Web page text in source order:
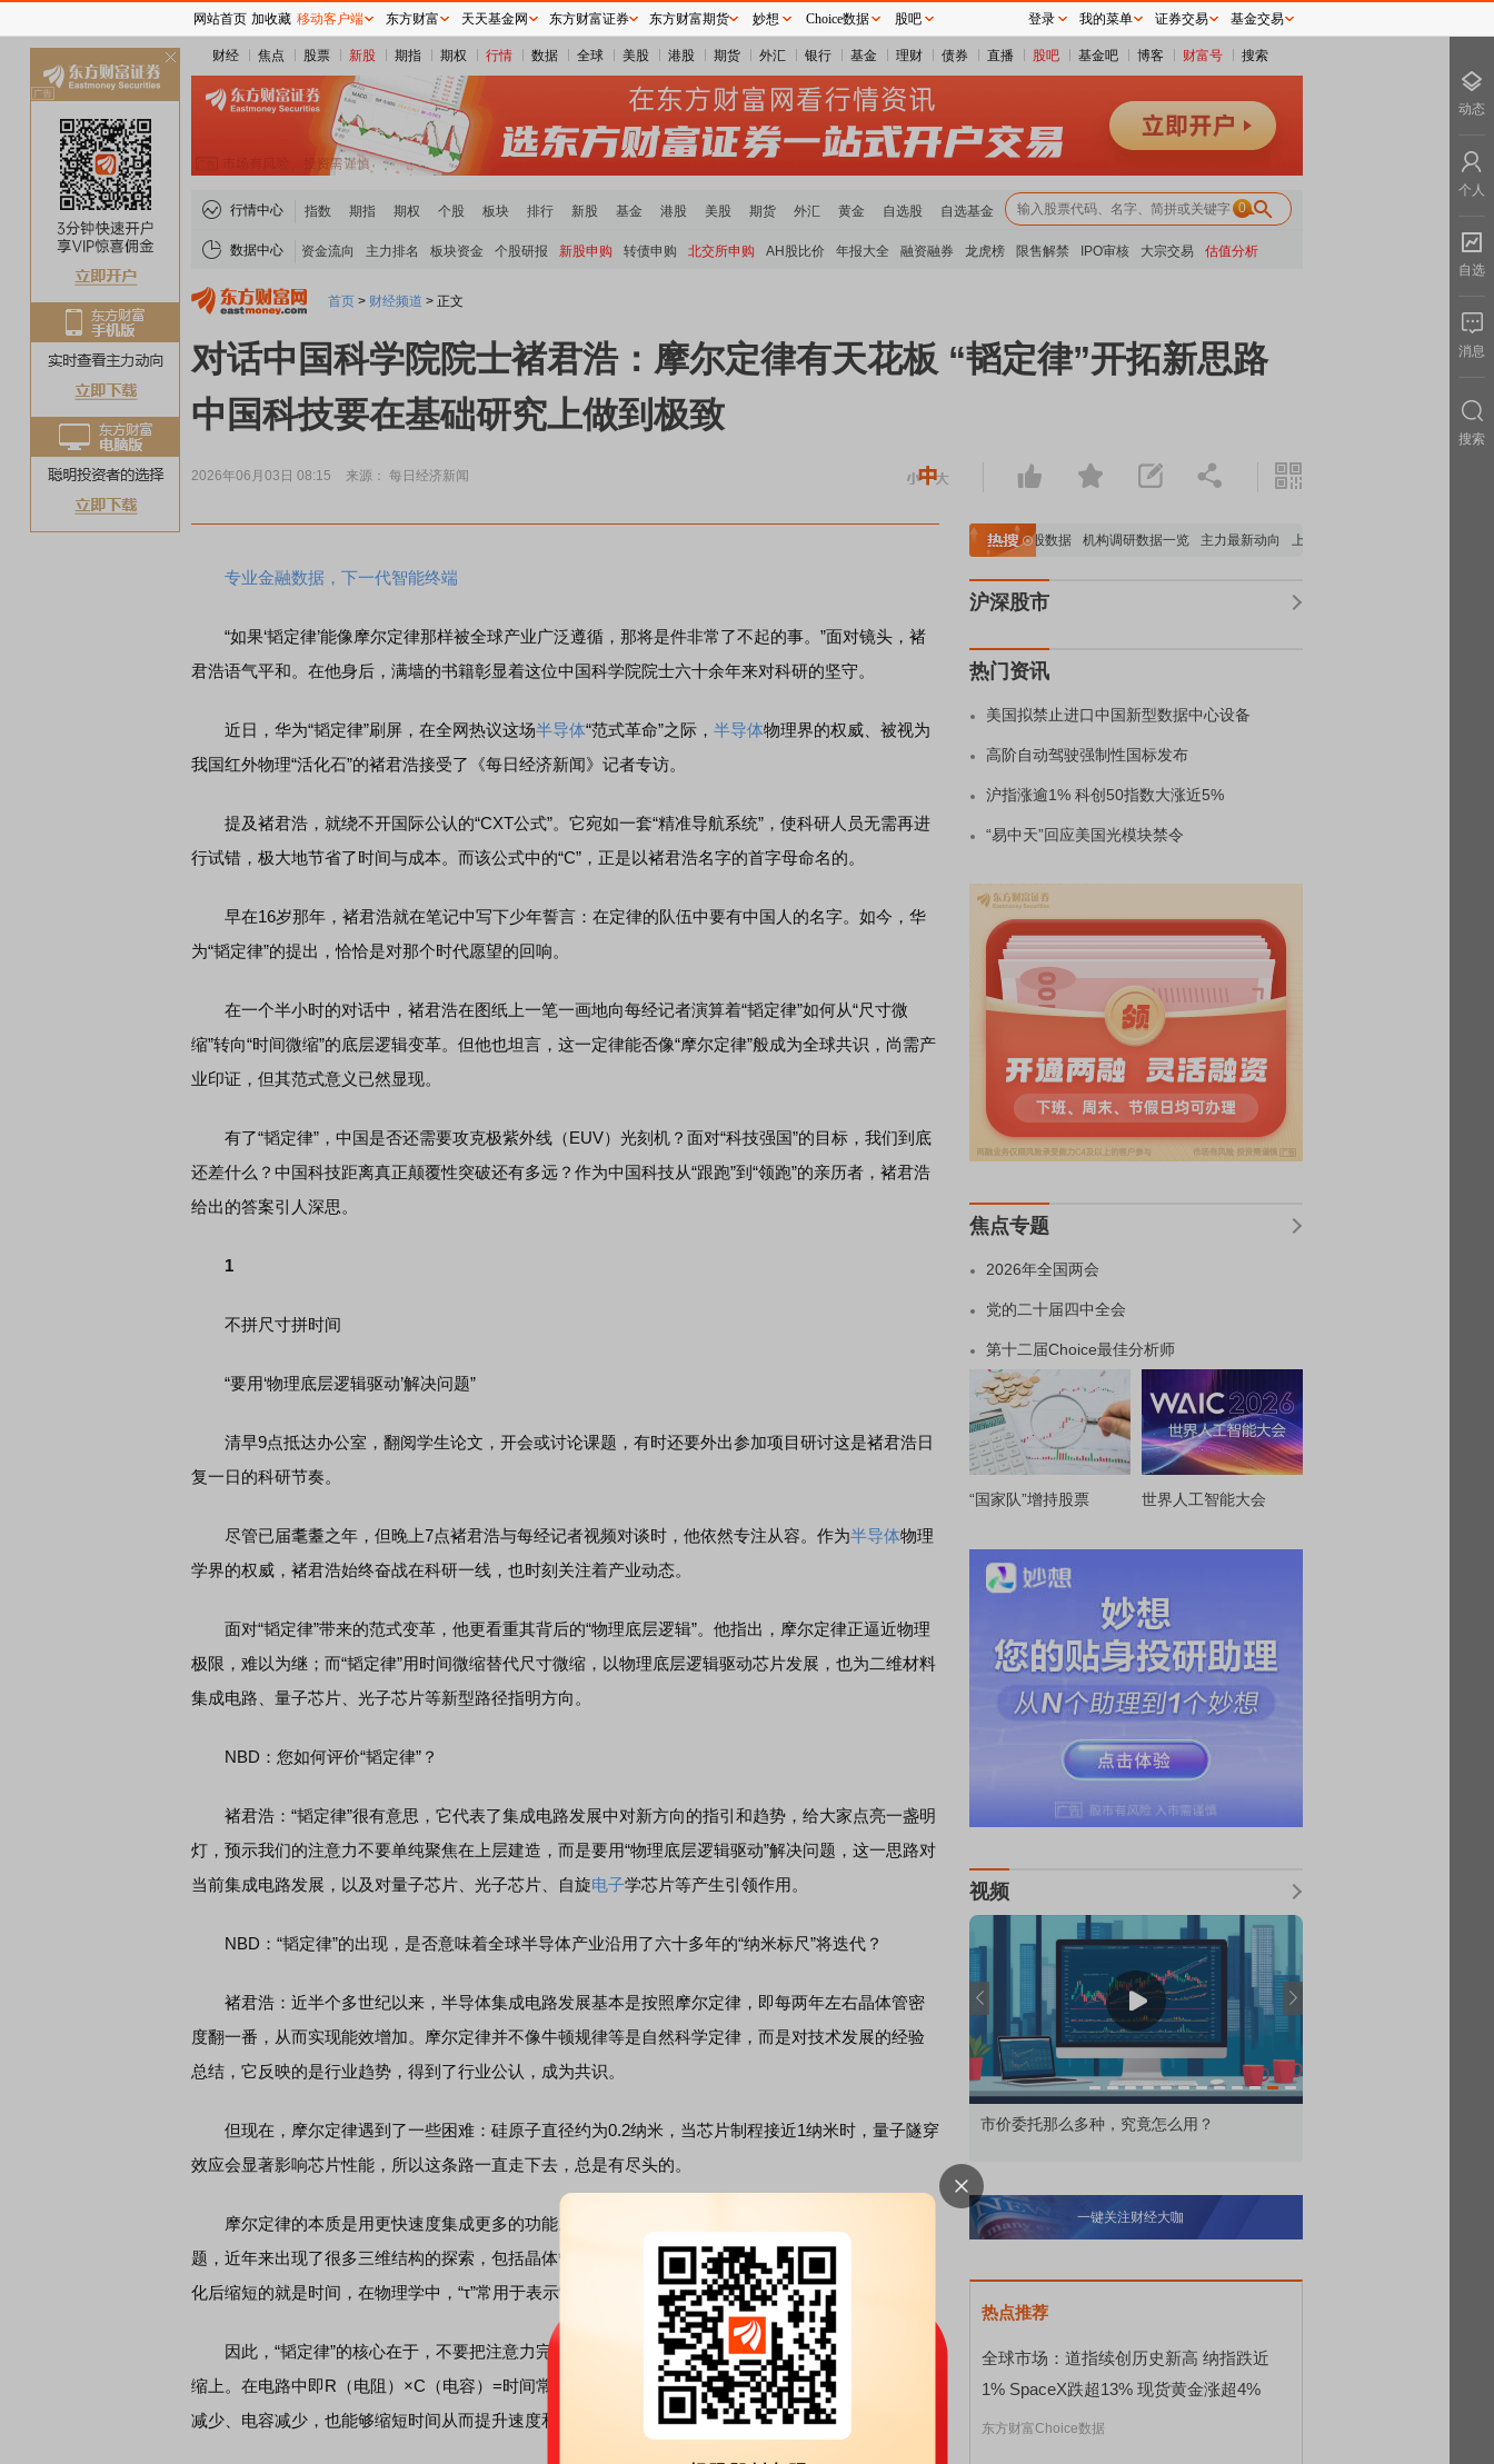
财经 焦点 股票 新股 期指 期权 行情 数据 全球 美股 港股 期货 外汇 银行 基金 理财 债券 直播 股吧 基金吧 博客 财富号 搜索
行情中心 指数 期指 期权 个股 板块 排行 新股 基金 港股 美股 期货 外汇 黄金 自选股 自选基金 0
数据中心 资金流向 主力排名 板块资金 个股研报 新股申购 转债申购 北交所申购 AH股比价 年报大全 融资融券 龙虎榜 限售解禁 IPO审核 大宗交易 估值分析
首页 > 财经频道 > 正文
对话中国科学院院士褚君浩：摩尔定律有天花板 “韬定律”开拓新思路
中国科技要在基础研究上做到极致
2026年06月03日 08:15 来源： 每日经济新闻
专业金融数据，下一代智能终端
“如果‘韬定律’能像摩尔定律那样被全球产业广泛遵循，那将是件非常了不起的事。”面对镜头，褚
君浩语气平和。在他身后，满墙的书籍彰显着这位中国科学院院士六十余年来对科研的坚守。
近日，华为“韬定律”刷屏，在全网热议这场半导体“范式革命”之际， 半导体物理界的权威、被视为
我国红外物理“活化石”的褚君浩接受了《每日经济新闻》记者专访。
提及褚君浩，就绕不开国际公认的“CXT公式”。它宛如一套“精准导航系统”，使科研人员无需再进
行试错，极大地节省了时间与成本。而该公式中的“C”，正是以褚君浩名字的首字母命名的。
早在16岁那年，褚君浩就在笔记中写下少年誓言：在定律的队伍中要有中国人的名字。如今，华
为“韬定律”的提出，恰恰是对那个时代愿望的回响。
在一个半小时的对话中，褚君浩在图纸上一笔一画地向每经记者演算着“韬定律”如何从“尺寸微
缩”转向“时间微缩”的底层逻辑变革。但他也坦言，这一定律能否像“摩尔定律”般成为全球共识，尚需产
业印证，但其范式意义已然显现。
有了“韬定律”，中国是否还需要攻克极紫外线（EUV）光刻机？面对“科技强国”的目标，我们到底
还差什么？中国科技距离真正颠覆性突破还有多远？作为中国科技从“跟跑”到“领跑”的亲历者，褚君浩
给出的答案引人深思。
1
不拼尺寸拼时间
“要用‘物理底层逻辑驱动’解决问题”
清早9点抵达办公室，翻阅学生论文，开会或讨论课题，有时还要外出参加项目研讨这是褚君浩日
复一日的科研节奏。
尽管已届耄耋之年，但晚上7点褚君浩与每经记者视频对谈时，他依然专注从容。作为半导体物理
学界的权威，褚君浩始终奋战在科研一线，也时刻关注着产业动态。
面对“韬定律”带来的范式变革，他更看重其背后的“物理底层逻辑”。他指出，摩尔定律正逼近物理
极限，难以为继；而“韬定律”用时间微缩替代尺寸微缩，以物理底层逻辑驱动芯片发展，也为二维材料
集成电路、量子芯片、光子芯片等新型路径指明方向。
NBD：您如何评价“韬定律”？
褚君浩：“韬定律”很有意思，它代表了集成电路发展中对新方向的指引和趋势，给大家点亮一盏明
灯，预示我们的注意力不要单纯聚焦在上层建造，而是要用“物理底层逻辑驱动”解决问题，这一思路对
当前集成电路发展，以及对量子芯片、光子芯片、自旋电子学芯片等产生引领作用。
NBD：“韬定律”的出现，是否意味着全球半导体产业沿用了六十多年的“纳米标尺”将迭代？
褚君浩：近半个多世纪以来，半导体集成电路发展基本是按照摩尔定律，即每两年左右晶体管密
度翻一番，从而实现能效增加。摩尔定律并不像牛顿规律等是自然科学定律，而是对技术发展的经验
总结，它反映的是行业趋势，得到了行业公认，成为共识。
但现在，摩尔定律遇到了一些困难：硅原子直径约为0.2纳米，当芯片制程接近1纳米时，量子隧穿
效应会显著影响芯片性能，所以这条路一直走下去，总是有尽头的。
摩尔定律的本质是用更快速度集成更多的功能。那么，提升速度只有这一条路吗？面对这些问
题，近年来出现了很多三维结构的探索，包括晶体管、电路、芯片等层面，即原来是平面，现在立体
化后缩短的就是时间，在物理学中，“τ”常用于表示“寿命”或“时间常数”。
因此，“韬定律”的核心在于，不要把注意力完全集中在尺寸缩小上，而是要把注意力集中在时间微
缩上。在电路中即R（电阻）×C（电容）=时间常数τ，即我们想办法把晶体管、电路等架构中的电阻
减少、电容减少，也能够缩短时间从而提升速度和性能。
重要机构持股数据 机构调研数据一览 主力最新动向 上市公司限售股解禁一览
沪深股市
热门资讯
美国拟禁止进口中国新型数据中心设备
高阶自动驾驶强制性国标发布
沪指涨逾1% 科创50指数大涨近5%
“易中天”回应美国光模块禁令
焦点专题
2026年全国两会
党的二十届四中全会
第十二届Choice最佳分析师
“国家队”增持股票 世界人工智能大会
视频
券知识通识：从基础认知到特色品种 了解北交所知识 做理性投资者 市价委托那么多种，究竟怎么用？ 北交所顶格打新居然只能中碎股
一键关注财经大咖
热点推荐
全球市场：道指续创历史新高 纳指跌近
1% SpaceX跌超13% 现货黄金涨超4%
东方财富Choice数据
网站首页 加收藏 移动客户端 东方财富 天天基金网 东方财富证券 东方财富期货 妙想 Choice数据 股吧 登录 我的菜单 证券交易 基金交易
动态
个人
自选
消息
搜索
关